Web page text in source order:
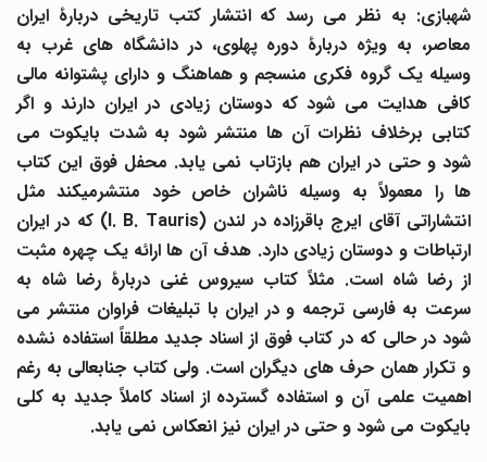
شهبازی: به نظر می رسد که انتشار کتب تاریخی دربارۀ ایران
معاصر، به ویژه دربارۀ دوره پهلوی، در دانشگاه های غرب به
وسیله یک گروه فکری منسجم و هماهنگ و دارای پشتوانه مالی
کافی هدایت می شود که دوستان زیادی در ایران دارند و اگر
کتابی برخلاف نظرات آن ها منتشر شود به شدت بایکوت می
شود و حتی در ایران هم بازتاب نمی یابد. محفل فوق این کتاب
ها را معمولاً به وسیله ناشران خاص خود منتشرمیکند مثل
انتشاراتی آقای ایرج باقرزاده در لندن (I. B. Tauris) که در ایران
ارتباطات و دوستان زیادی دارد. هدف آن ها ارائه یک چهره مثبت
از رضا شاه است. مثلاً کتاب سیروس غنی دربارۀ رضا شاه به
سرعت به فارسی ترجمه و در ایران با تبلیغات فراوان منتشر می
شود در حالی که در کتاب فوق از اسناد جدید مطلقاً استفاده نشده
و تکرار همان حرف های دیگران است. ولی کتاب جنابعالی به رغم
اهمیت علمی آن و استفاده گسترده از اسناد کاملاً جدید به کلی
بایکوت می شود و حتی در ایران نیز انعکاس نمی یابد.